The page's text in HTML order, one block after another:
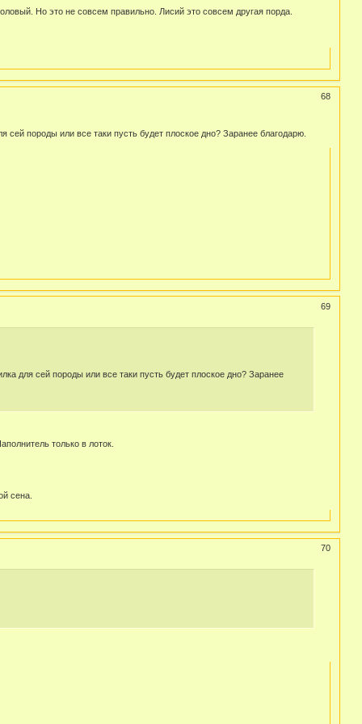
Но это не совсем правильно. Лисий это совсем другая порда.
68
породы или все таки пусть будет плоское дно? Заранее благодарю.
69
для сей породы или все таки пусть будет плоское дно? Заранее
только в лоток.
сена.
70